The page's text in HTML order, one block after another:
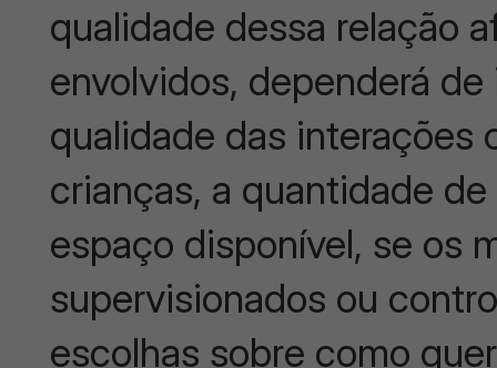
qualidade dessa relação
envolvidos, dependerá
qualidade das interações
crianças, a quantidade
espaço disponível, se os
supervisionados ou
escolhas sobre como